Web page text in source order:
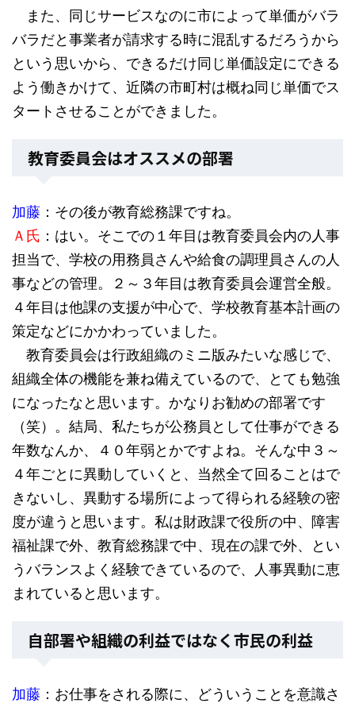
また、同じサービスなのに市によって単価がバラ
バラだと事業者が請求する時に混乱するだろうから
という思いから、できるだけ同じ単価設定にできる
よう働きかけて、近隣の市町村は概ね同じ単価でス
タートさせることができました。
教育委員会はオススメの部署
加藤 ：その後が教育総務課ですね。
Ａ氏 ：はい。そこでの１年目は教育委員会内の人事
担当で、学校の用務員さんや給食の調理員さんの人
事などの管理。２～３年目は教育委員会運営全般。
４年目は他課の支援が中心で、学校教育基本計画の
策定などにかかわっていました。
教育委員会は行政組織のミニ版みたいな感じで、
組織全体の機能を兼ね備えているので、とても勉強
になったなと思います。かなりお勧めの部署です
（笑）。結局、私たちが公務員として仕事ができる
年数なんか、４０年弱とかですよね。そんな中３～
４年ごとに異動していくと、当然全て回ることはで
きないし、異動する場所によって得られる経験の密
度が違うと思います。私は財政課で役所の中、障害
福祉課で外、教育総務課で中、現在の課で外、とい
うバランスよく経験できているので、人事異動に恵
まれていると思います。
自部署や組織の利益ではなく市民の利益
加藤 ：お仕事をされる際に、どういうことを意識さ